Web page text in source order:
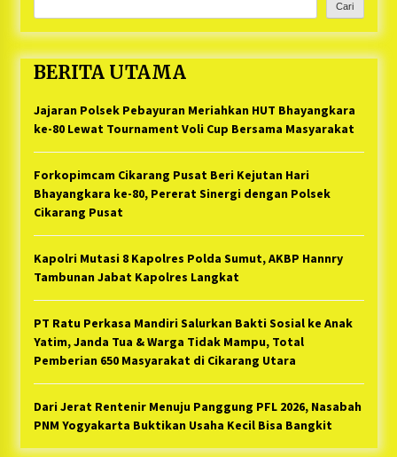
Cari
BERITA UTAMA
Jajaran Polsek Pebayuran Meriahkan HUT Bhayangkara
ke-80 Lewat Tournament Voli Cup Bersama Masyarakat
Forkopimcam Cikarang Pusat Beri Kejutan Hari
Bhayangkara ke-80, Pererat Sinergi dengan Polsek
Cikarang Pusat
Kapolri Mutasi 8 Kapolres Polda Sumut, AKBP Hannry
Tambunan Jabat Kapolres Langkat
PT Ratu Perkasa Mandiri Salurkan Bakti Sosial ke Anak
Yatim, Janda Tua & Warga Tidak Mampu, Total
Pemberian 650 Masyarakat di Cikarang Utara
Dari Jerat Rentenir Menuju Panggung PFL 2026, Nasabah
PNM Yogyakarta Buktikan Usaha Kecil Bisa Bangkit